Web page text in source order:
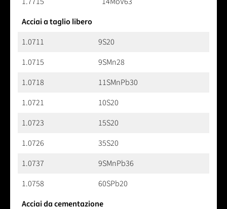
Acciai a taglio libero
1.0711
9S20
1.0715
9SMn28
1.0718
11SMnPb30
1.0721
10S20
1.0723
15S20
1.0726
35S20
1.0737
9SMnPb36
1.0758
60SPb20
Acciai da cementazione